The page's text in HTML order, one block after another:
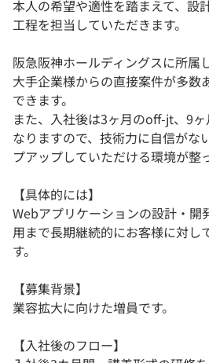
本人の希望や適性を踏まえて、設
工程を担当していただきます。
阪急阪神ホールディングスに所属
大手企業様からの直接案件が多数
できます。
また、入社後は3ヶ月のoff-jt、9
なりますので、技術力に自信がな
プアップしていただける環境が整
【具体的には】
Webアプリケーションの設計・開
用まで長期継続的にお客様に対し
す。
【募集背景】
業容拡大に向けた増員です。
【入社後のフロー】